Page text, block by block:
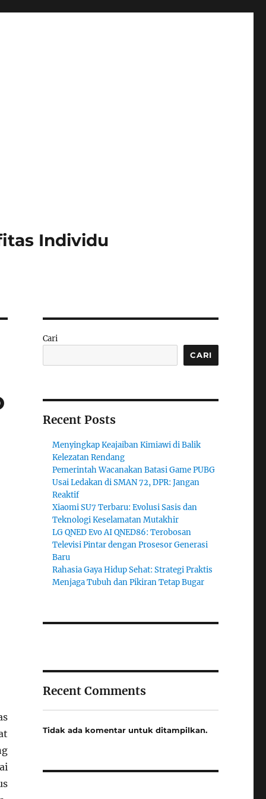
Individu
Cari
CARI
Recent Posts
Menyingkap Keajaiban Kimiawi di Balik
Kelezatan Rendang
Pemerintah Wacanakan Batasi Game PUBG
Usai Ledakan di SMAN 72, DPR: Jangan
Reaktif
Xiaomi SU7 Terbaru: Evolusi Sasis dan
Teknologi Keselamatan Mutakhir
LG QNED Evo AI QNED86: Terobosan
Televisi Pintar dengan Prosesor Generasi
Baru
Rahasia Gaya Hidup Sehat: Strategi Praktis
Menjaga Tubuh dan Pikiran Tetap Bugar
Recent Comments
Tidak ada komentar untuk ditampilkan.